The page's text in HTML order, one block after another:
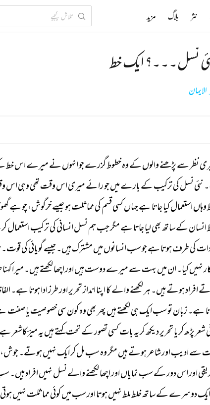
نسل۔۔۔؟ ایک خط
الایمان
نظر سے پڑھنے والوں کے وہ خطوط گزرے جو انہوں نے میرے اس خط
نئی نسل کی ترکیب کے بارے میں جو رائے میری اس وقت تھی وہی اس
وہاں استعمال کیا جاتا ہے جہاں کسی قسم کی مماثلت ہو جیسے خرگوش، چوہے
انسان کے ساتھ بھی لیا جاتا ہے مگر جب ہم نسل انسانی کی ترکیب استعمال
کی طرف ہوتا ہے جو سب انسانوں میں مشترک ہیں۔ جیسے گویائی کی قوت۔
نہیں کیا۔ ان میں بہت سے میرے دوست ہیں اور اچھا لکھتے ہیں۔ میرا کہنا
افراد ہوتے ہیں۔ ہر لکھنے والے کا اپنا انداز تحریر اور طرز ادا ہوتا ہے۔
ہے۔ زبان تو سب ایک ہی لکھتے ہیں پھر بھی وہ کون سی خصوصیت یا صفت
شعر پڑھ کر یا تحریر دیکھ کر یہ بات کسی تصور کے تحت کہتے ہیں یہ میرؔ کاشعر ہے
سے ادیب اور شاعر ہوتے ہیں مگر وہ سب مل کر ایک نہیں ہوتے۔ جوش،
اور اس دور کے سب نمایاں اور اچھا لکھنے والے نسل نہیں افراد ہیں۔
ایک دوسرے کے ساتھ خلط ملط نہیں ہوتا اور سب میں کوئی مماثلت نہیں
نثر بلاگ مزید